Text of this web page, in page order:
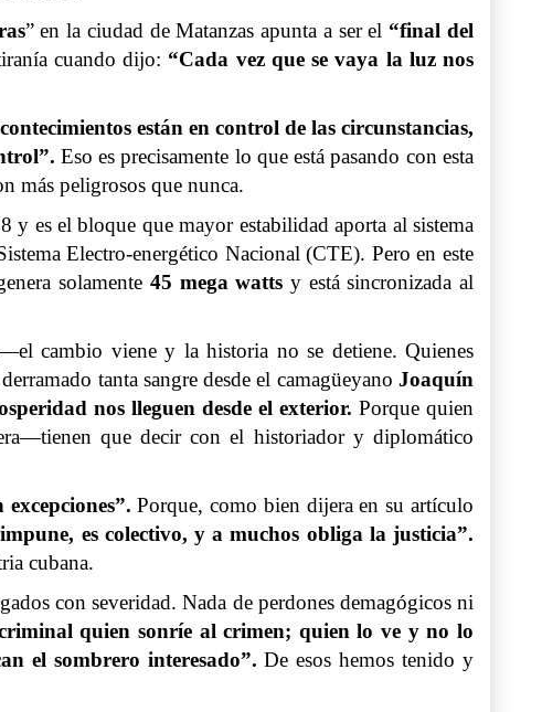
” en la ciudad de Matanzas apunta a ser el “final del
cuando dijo: “Cada vez que se vaya la luz nos
están en control de las circunstancias,
Eso es precisamente lo que está pasando con esta
más peligrosos que nunca.
y es el bloque que mayor estabilidad aporta al sistema
Electro-energético Nacional (CTE). Pero en este
solamente 45 mega watts y está sincronizada al
cambio viene y la historia no se detiene. Quienes
tanta sangre desde el camagüeyano Joaquín
nos lleguen desde el exterior. Porque quien
que decir con el historiador y diplomático
Porque, como bien dijera en su artículo
es colectivo, y a muchos obliga la justicia”.
cubana.
con severidad. Nada de perdones demagógicos ni
quien sonríe al crimen; quien lo ve y no lo
el sombrero interesado”. De esos hemos tenido y